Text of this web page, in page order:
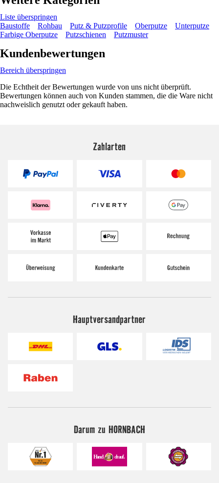
Liste überspringen
Baustoffe
Rohbau Putz & Putzprofile Oberputze
Unterputze
Farbige Oberputze
Putzschienen Putzmuster
Kundenbewertungen
Bereich überspringen
Die Echtheit der Bewertungen wurde von uns nicht überprüft.
Bewertungen können auch von Kunden stammen, die die Ware nicht
nachweislich genutzt oder gekauft haben.
Zahlarten
Hauptversandpartner
Darum zu HORNBACH